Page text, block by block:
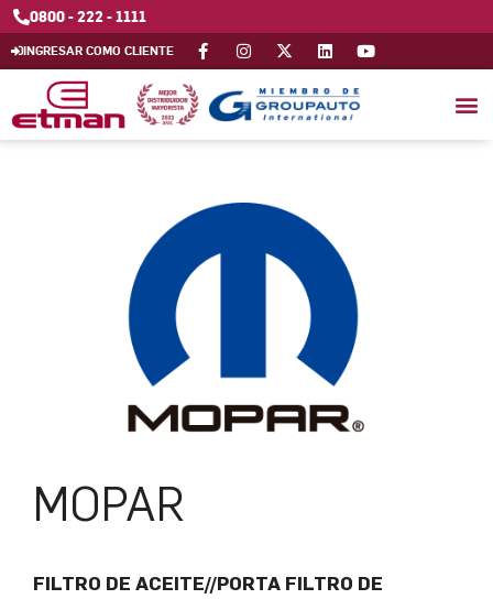
0800 - 222 - 1111
INGRESAR COMO CLIENTE
MOPAR
FILTRO DE ACEITE//PORTA FILTRO DE